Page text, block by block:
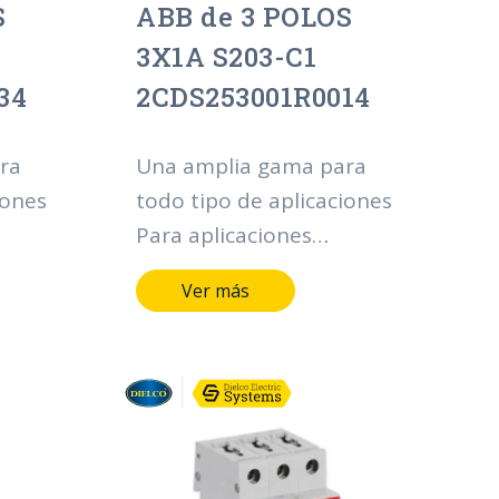
ABB de 3 POLOS
3X1A S203-C1
2CDS253001R0014
Una amplia gama para
todo tipo de aplicaciones
Para aplicaciones
residenciales, comerciales
e industriales, la gama
ofrece multitud de
funcionalidades en
materia de protección,
mando y control de la
Ver más